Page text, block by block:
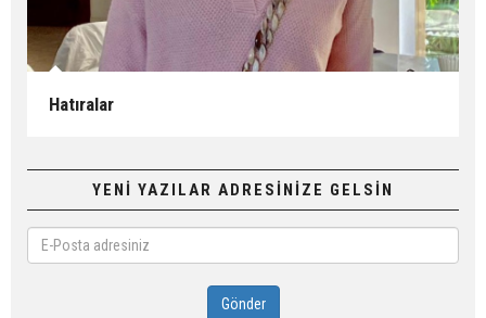
Hatıralar
YENİ YAZILAR ADRESİNİZE GELSİN
Posta
adresiniz
Gönder